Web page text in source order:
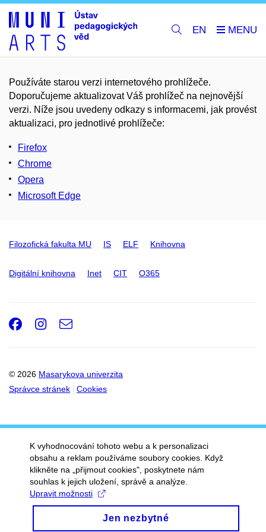
EN
Používáte starou verzi internetového prohlížeče.
Doporučujeme aktualizovat Váš prohlížeč na nejnovější
verzi. Níže jsou uvedeny odkazy s informacemi, jak provést
aktualizaci, pro jednotlivé prohlížeče:
Firefox
Chrome
Opera
Microsoft Edge
Filozofická fakulta MU IS ELF Knihovna
Digitální knihovna Inet CIT O365
© 2026 Masarykova univerzita
Správce stránek
Cookies
Facebook
Instagram
e-
K vyhodnocování tohoto webu a k personalizaci
obsahu a reklam používáme soubory cookies. Když
klikněte na „přijmout cookies", poskytnete nám
souhlas k jejich uložení, správě a analýze.
Upravit možnosti
Jen nezbytné